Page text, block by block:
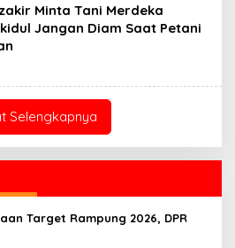
Minta Tani Merdeka
Jangan Diam Saat Petani
Selengkapnya
Target Rampung 2026, DPR